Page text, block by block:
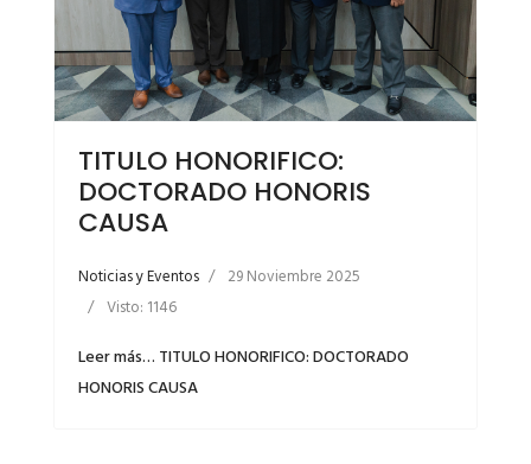
TITULO HONORIFICO:
DOCTORADO HONORIS
CAUSA
Noticias y Eventos
29 Noviembre 2025
Visto: 1146
Leer más… TITULO HONORIFICO: DOCTORADO
HONORIS CAUSA